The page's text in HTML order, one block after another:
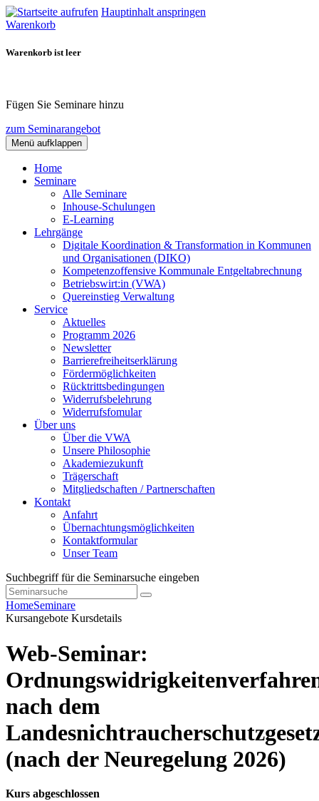
Hauptinhalt anspringen
Warenkorb
Warenkorb ist leer
Fügen Sie Seminare hinzu
zum Seminarangebot
Menü aufklappen
Home
Seminare
Alle Seminare
Inhouse-Schulungen
E-Learning
Lehrgänge
Digitale Koordination & Transformation in Kommunen
und Organisationen (DIKO)
Kompetenzoffensive Kommunale Entgeltabrechnung
Betriebswirt:in (VWA)
Quereinstieg Verwaltung
Service
Aktuelles
Programm 2026
Newsletter
Barrierefreiheitserklärung
Fördermöglichkeiten
Rücktrittsbedingungen
Widerrufsbelehrung
Widerrufsfomular
Über uns
Über die VWA
Unsere Philosophie
Akademiezukunft
Trägerschaft
Mitgliedschaften / Partnerschaften
Kontakt
Anfahrt
Übernachtungsmöglichkeiten
Kontaktformular
Unser Team
Suchbegriff für die Seminarsuche eingeben
HomeSeminare
Kursangebote Kursdetails
Web-Seminar:
nach dem
(nach der Neuregelung 2026)
Kurs abgeschlossen